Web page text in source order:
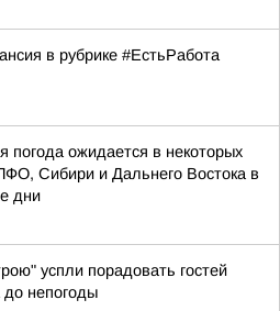
в рубрике #ЕстьРабота
погода ожидается в некоторых
Сибири и Дальнего Востока в
дни
успли порадовать гостей
до непогоды